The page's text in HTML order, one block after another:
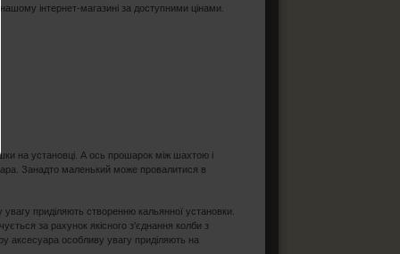
інтернет-магазині за доступними цінами.
на установці. А ось прошарок між шахтою і
Занадто маленький може провалитися в
приділяють створенню кальянної установки.
за рахунок якісного з'єднання колби з
аксесуара особливу увагу приділяють на